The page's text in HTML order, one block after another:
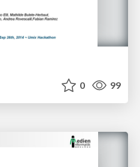
0 99